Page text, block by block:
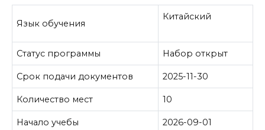
Язык обучения
Китайский
Статус программы Набор открыт
Срок подачи документов 2025-11-30
Количество мест 10
Начало учебы 2026-09-01